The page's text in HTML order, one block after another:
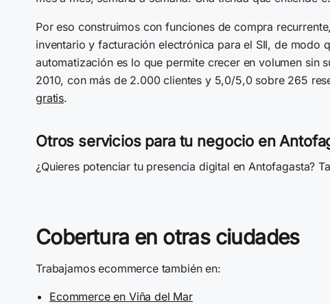
Por eso construimos con funciones de compra
inventario y facturación electrónica para el SII, de modo
automatización es lo que permite crecer en volumen sin
2010, con más de 2.000 clientes y 5,0/5,0 sobre 265
gratis.
Otros servicios para tu negocio en
¿Quieres potenciar tu presencia digital en Antofagasta?
Cobertura en otras ciudades
Trabajamos ecommerce también en:
Ecommerce en Viña del Mar